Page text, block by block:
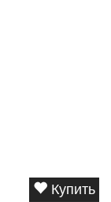
Купить